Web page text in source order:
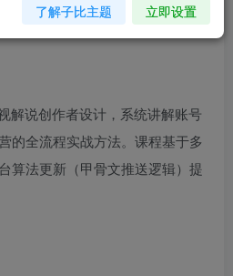
解说创作者设计，系统讲解账号
的全流程实战方法。课程基于多
算法更新（甲骨文推送逻辑）提
了解子比主题 立即设置